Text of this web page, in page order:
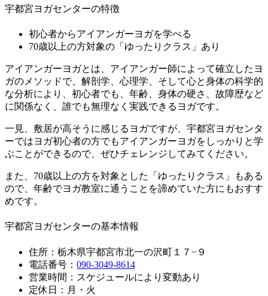
宇都宮ヨガセンターの特徴
初心者からアイアンガーヨガを学べる
70歳以上の方対象の「ゆったりクラス」あり
アイアンガーヨガとは、アイアンガー師によって確立したヨ
ガのメソッドで、解剖学、心理学、そして心と身体の科学的
な分析により、初心者でも、年齢、身体の硬さ、故障歴など
に関係なく、誰でも無理なく実践できるヨガです。
一見、敷居が高そうに感じるヨガですが、宇都宮ヨガセンタ
ーではヨガ初心者の方でもアイアンガーヨガをしっかりと学
ぶことができるので、ぜひチェレンジしてみてください。
また、70歳以上の方を対象とした「ゆったりクラス」もある
ので、年齢でヨガ教室に通うことを諦めていた方にもおすす
めです。
宇都宮ヨガセンターの基本情報
住所：栃木県宇都宮市北一の沢町１７−９
電話番号： 090-3049-8614
営業時間：スケジュールにより変動あり
定休日：月・火